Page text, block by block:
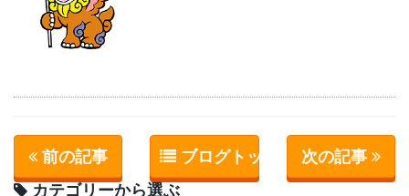
前の記事 ブログトップへ 次の記事
カテゴリーから選ぶ